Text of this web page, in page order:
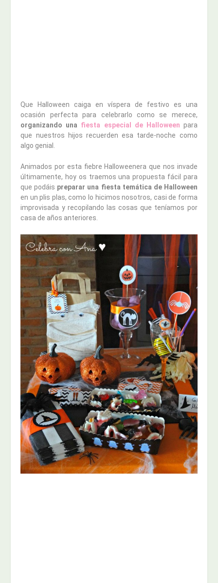
Que Halloween caiga en víspera de festivo es una
ocasión perfecta para celebrarlo como se merece,
organizando una fiesta especial de Halloween para
que nuestros hijos recuerden esa tarde-noche como
algo genial.
Animados por esta fiebre Halloweenera que nos invade
últimamente, hoy os traemos una propuesta fácil para
que podáis preparar una fiesta temática de Halloween
en un plis plas, como lo hicimos nosotros, casi de forma
improvisada y recopilando las cosas que teníamos por
casa de años anteriores.